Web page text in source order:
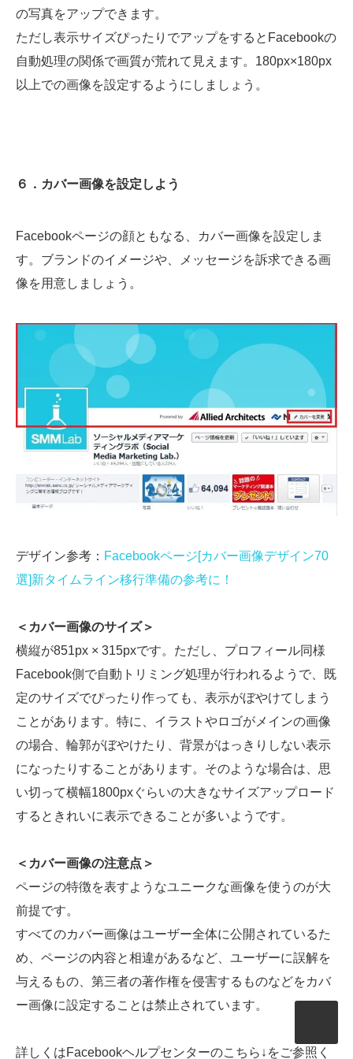
の写真をアップできます。
ただし表示サイズぴったりでアップをするとFacebookの
自動処理の関係で画質が荒れて見えます。180px×180px
以上での画像を設定するようにしましょう。
６．カバー画像を設定しよう
Facebookページの顔ともなる、カバー画像を設定しま
す。ブランドのイメージや、メッセージを訴求できる画
像を用意しましょう。
デザイン参考： Facebookページ[カバー画像デザイン70
選]新タイムライン移行準備の参考に！
＜カバー画像のサイズ＞
横縦が851px × 315pxです。ただし、プロフィール同様
Facebook側で自動トリミング処理が行われるようで、既
定のサイズでぴったり作っても、表示がぼやけてしまう
ことがあります。特に、イラストやロゴがメインの画像
の場合、輪郭がぼやけたり、背景がはっきりしない表示
になったりすることがあります。そのような場合は、思
い切って横幅1800pxぐらいの大きなサイズアップロード
するときれいに表示できることが多いようです。
＜カバー画像の注意点＞
ページの特徴を表すようなユニークな画像を使うのが大
前提です。
すべてのカバー画像はユーザー全体に公開されているた
め、ページの内容と相違があるなど、ユーザーに誤解を
与えるもの、第三者の著作権を侵害するものなどをカバ
ー画像に設定することは禁止されています。
詳しくはFacebookヘルプセンターのこちら↓をご参照く